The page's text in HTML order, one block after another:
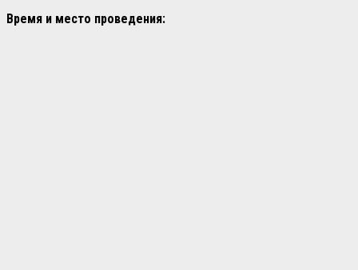
Время и место проведения: